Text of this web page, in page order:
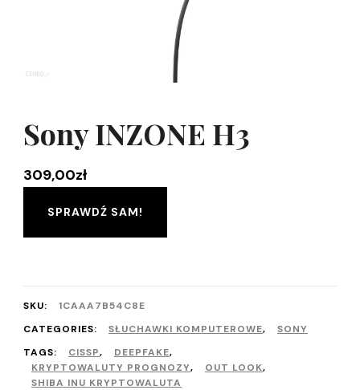
Sony INZONE H3
309,00zł
SPRAWDŹ SAM!
SKU:
1CAAA7B54C8E
CATEGORIES:
SŁUCHAWKI KOMPUTEROWE,
SONY
TAGS:
CISSP, DEEPFAKE,
KRYPTOWALUTY PROGNOZY, OUT LOOK,
SHIBA INU KRYPTOWALUTA